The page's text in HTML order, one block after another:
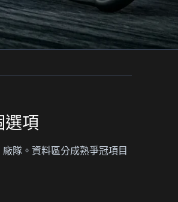
項
隊。資料區分成熟爭冠項目